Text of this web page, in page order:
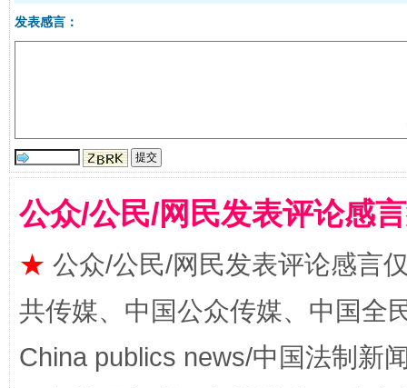
扯下公款旅游的“隐身衣” 如何以
发表感言：
公众/公民/网民发表评论感
★ 公众/公民/网民发表评论感言
共传媒、中国公众传媒、中国全
China publics news/中国法制新